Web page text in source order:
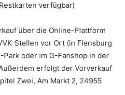
verfügbar)
über die Online-Plattform
Stellen vor Ort (in Flensburg
Park oder im G-Fanshop in der
erfolgt der Vorverkauf
Zwei, Am Markt 2, 24955